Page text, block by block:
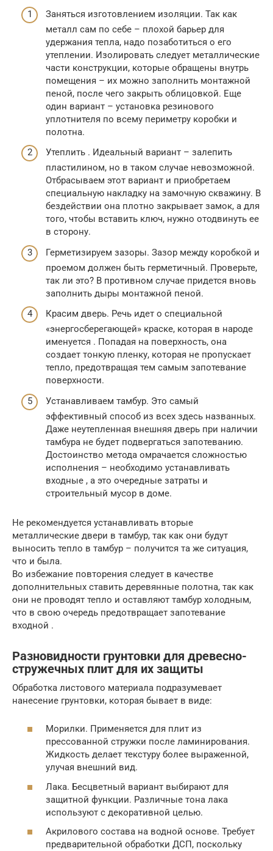
Заняться изготовлением изоляции. Так как
металл сам по себе – плохой барьер для
удержания тепла, надо позаботиться о его
утеплении. Изолировать следует металлические
части конструкции, которые обращены внутрь
помещения – их можно заполнить монтажной
пеной, после чего закрыть облицовкой. Еще
один вариант – установка резинового
уплотнителя по всему периметру коробки и
полотна.
Утеплить . Идеальный вариант – залепить
пластилином, но в таком случае невозможной.
Отбрасываем этот вариант и приобретаем
специальную накладку на замочную скважину. В
бездействии она плотно закрывает замок, а для
того, чтобы вставить ключ, нужно отодвинуть ее
в сторону.
Герметизируем зазоры. Зазор между коробкой и
проемом должен быть герметичный. Проверьте,
так ли это? В противном случае придется вновь
заполнить дыры монтажной пеной.
Красим дверь. Речь идет о специальной
«энергосберегающей» краске, которая в народе
именуется . Попадая на поверхность, она
создает тонкую пленку, которая не пропускает
тепло, предотвращая тем самым запотевание
поверхности.
Устанавливаем тамбур. Это самый
эффективный способ из всех здесь названных.
Даже неутепленная внешняя дверь при наличии
тамбура не будет подвергаться запотеванию.
Достоинство метода омрачается сложностью
исполнения – необходимо устанавливать
входные , а это очередные затраты и
строительный мусор в доме.
Не рекомендуется устанавливать вторые
металлические двери в тамбур, так как они будут
выносить тепло в тамбур – получится та же ситуация,
что и была.
Во избежание повторения следует в качестве
дополнительных ставить деревянные полотна, так как
они не проводят тепло и оставляют тамбур холодным,
что в свою очередь предотвращает запотевание
входной .
Разновидности грунтовки для древесно-
стружечных плит для их защиты
Обработка листового материала подразумевает
нанесение грунтовки, которая бывает в виде:
Морилки. Применяется для плит из
прессованной стружки после ламинирования.
Жидкость делает текстуру более выраженной,
улучая внешний вид.
Лака. Бесцветный вариант выбирают для
защитной функции. Различные тона лака
используют с декоративной целью.
Акрилового состава на водной основе. Требует
предварительной обработки ДСП, поскольку